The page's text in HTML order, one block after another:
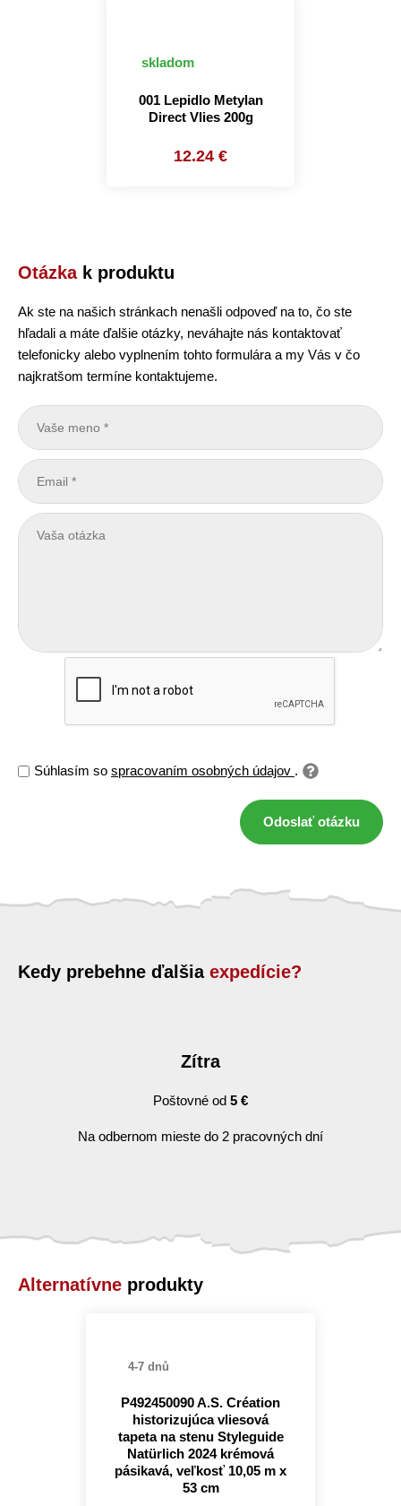
skladom
001 Lepidlo Metylan
Direct Vlies 200g
12.24 €
Otázkak produktu
Ak ste na našich stránkach nenašli odpoveď na to, čo ste
hľadali a máte ďalšie otázky, neváhajte nás kontaktovať
telefonicky alebo vyplnením tohto formulára a my Vás v čo
najkratšom termíne kontaktujeme.
Súhlasím so spracovaním osobných údajov .
Odoslať otázku
Kedy prebehne ďalšia expedície?
Zítra
Poštovné od 5 €
Na odbernom mieste do 2 pracovných dní
Alternatívne produkty
4-7 dnů
P492450090 A.S. Création
historizujúca vliesová
tapeta na stenu Styleguide
Natürlich 2024 krémová
pásikavá, veľkosť 10,05 m x
53 cm